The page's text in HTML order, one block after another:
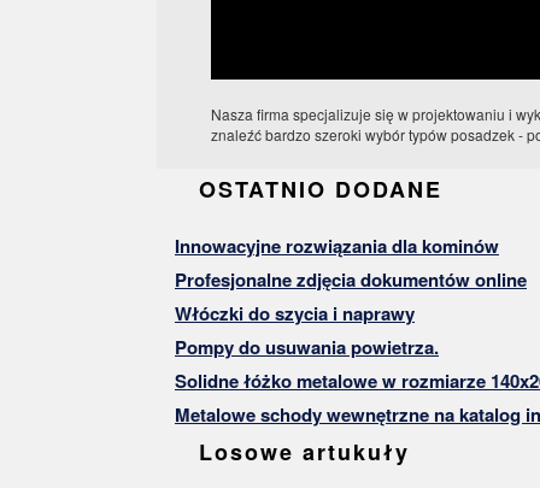
Nasza firma specjalizuje się w projektowaniu i
znaleźć bardzo szeroki wybór typów posadzek -
OSTATNIO DODANE
Innowacyjne rozwiązania dla kominów
Profesjonalne zdjęcia dokumentów online
Włóczki do szycia i naprawy
Pompy do usuwania powietrza.
Solidne łóżko metalowe w rozmiarze
Metalowe schody wewnętrzne na katalog
Losowe artukuły